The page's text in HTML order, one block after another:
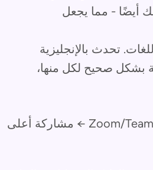
أيضًا - مما يجعل
تحدث بالإنجليزية
بشكل صحيح لكل منها،
تغذية الكاميرا الرمزية الخاصة بك ← Zoom/Teams/Meet ← مشاركة أعلى